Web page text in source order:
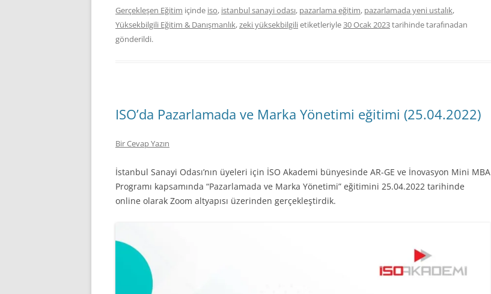
Gerçekleşen Eğitim içinde iso, istanbul sanayi odası, pazarlama eğitim, pazarlamada yeni ustalık,
Yüksekbilgili Eğitim & Danışmanlık,zeki yüksekbilgilietiketleriyle30 Ocak 2023tarihindetarafınadan
gönderildi.
ISO’da Pazarlamada ve Marka Yönetimi eğitimi (25.04.2022)
Bir Cevap Yazın
İstanbul Sanayi Odası’nın üyeleri için İSO Akademi bünyesinde AR-GE ve İnovasyon Mini MBA
Programı kapsamında “Pazarlamada ve Marka Yönetimi” eğitimini 25.04.2022 tarihinde
online olarak Zoom altyapısı üzerinden gerçekleştirdik.